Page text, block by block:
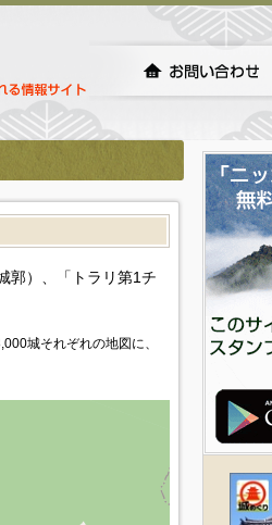
郭）、「トラリ第1チ
城それぞれの地図に、